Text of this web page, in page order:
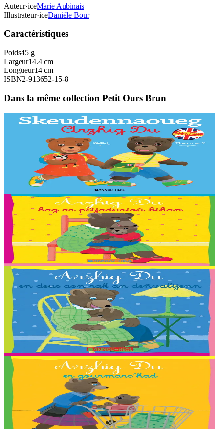
Auteur·iceMarie Aubinais
Illustrateur·iceDanièle Bour
Caractéristiques
Poids45 g
Largeur14.4 cm
Longueur14 cm
ISBN2-913652-15-8
Dans la même collection Petit Ours Brun
Bannoù-heol
L'imagier breton-anglais de Petit Ours Brun
Un bel imagier pour découvrir et nommer les objets du quotidien, en
anglais et en breton ! 250 mots illustrés, 20 grandes scènes à
En stock13,90 €
2 ans et plus
Bannoù-heol
Petit Ours Brun et les petits bonheurs
Traduction : Malo, Sara, Loane, Thomas ha Jakez-Erwan Mouton.
En stock2,03 €
2 ans et plus
Bannoù-heol
Petit Ours Brun a peur du noir
Traduction : Antoine, Axelle, Aziliz, Corentin, Flora, Gweltaz, Igor,
Jeanne, Leora, Lucia, Marthe, Maxence, Morgan, Morgane,
Morrigan, Neven, Riwall, Salomé,...
En stock2,03 €
2 ans et plus
Bannoù-heol
Petit Ours Brun au supermarché
Traduction : Adam, Angéline, Anna, Carla, Chloé, Cloé, Emma,
Enora, Erlé, Esteban, Ewen, Gwenole, Leïla, Maïna, Maïwenn,
Valentin, Youn, Yuna, Zaig et Nadège Monfort....